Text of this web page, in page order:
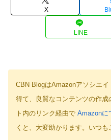
X
LINE
CBN BlogはAmazonアソシエ
得て、良質なコンテンツの作
ト内のリンク経由で Amazonに
くと、大変助かります。いつ